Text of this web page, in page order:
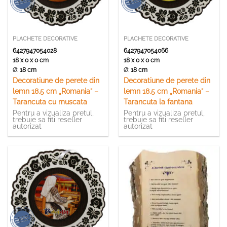
PLACHETE DECORATIVE
6427947054028
18 x 0 x 0 cm
Ø:18 cm
Decoratiune de perete din
lemn 18.5 cm „Romania” –
Tarancuta cu muscata
Pentru a vizualiza pretul,
trebuie sa fiti reseller
autorizat
PLACHETE DECORATIVE
6427947054066
18 x 0 x 0 cm
Ø:18 cm
Decoratiune de perete din
lemn 18.5 cm „Romania” –
Tarancuta la fantana
Pentru a vizualiza pretul,
trebuie sa fiti reseller
autorizat